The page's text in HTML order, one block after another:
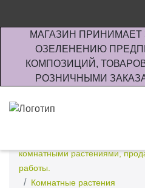
МАГАЗИН ПРИНИМАЕТ
ОЗЕЛЕНЕНИЮ
КОМПОЗИЦИЙ,
РОЗНИЧНЫМИ
комнатными растениями,
работы.
Комнатные растения